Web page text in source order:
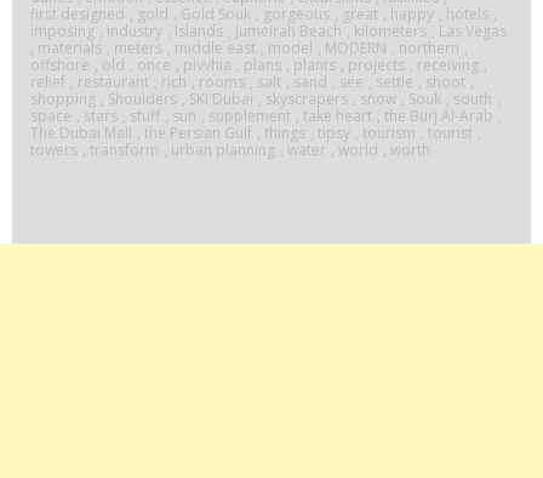
first designed , gold , Gold Souk , gorgeous , great , happy , hotels ,
imposing , industry , Islands , Jumeirah Beach , kilometers , Las Vegas
, materials , meters , middle east , model , MODERN , northern ,
offshore , old , once , pivvhia , plans , plants , projects , receiving ,
relief , restaurant , rich , rooms , salt , sand , see , settle , shoot ,
shopping , Shoulders , SKI Dubai , skyscrapers , snow , Souk , south ,
space , stars , stuff , sun , supplement , take heart , the Burj Al-Arab ,
The Dubai Mall , the Persian Gulf , things , tipsy , tourism , tourist ,
towers , transform , urban planning , water , world , worth